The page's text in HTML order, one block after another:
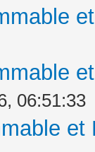
06:51:33